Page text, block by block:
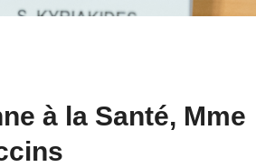
à la Santé, Mme